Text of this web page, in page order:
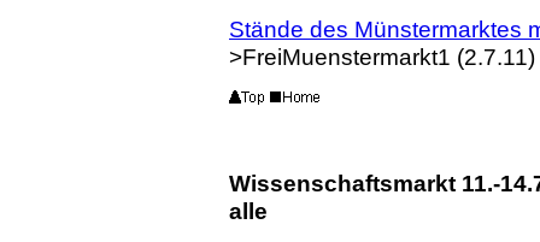
Stände des Münstermarktes
>FreiMuenstermarkt1 (2.7.11)
Wissenschaftsmarkt 11.-
alle